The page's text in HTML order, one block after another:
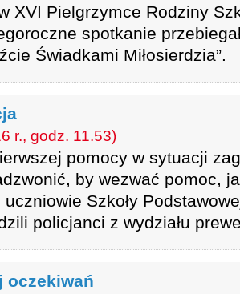
XVI Pielgrzymce Rodziny
spotkanie
Świadkami Miłosierdzia”.
r., godz. 11.53)
pomocy w sytuacji
by wezwać pomoc,
Szkoły
policjanci z wydziału
oczekiwań